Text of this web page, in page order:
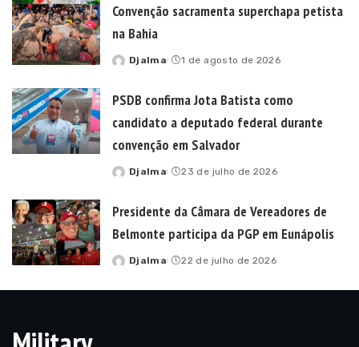
Convenção sacramenta superchapa petista
na Bahia
Posted
Djalma 1 de agosto de 2026
PSDB confirma Jota Batista como
candidato a deputado federal durante
convenção em Salvador
Posted
Djalma 23 de julho de 2026
Presidente da Câmara de Vereadores de
Belmonte participa da PGP em Eunápolis
Posted
Djalma 22 de julho de 2026